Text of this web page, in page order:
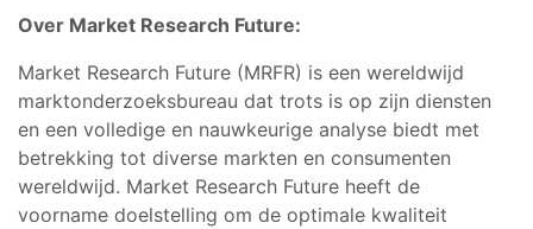
Over Market Research Future:
Market Research Future (MRFR) is een wereldwijd
marktonderzoeksbureau dat trots is op zijn diensten
en een volledige en nauwkeurige analyse biedt met
betrekking tot diverse markten en consumenten
wereldwijd. Market Research Future heeft de
voorname doelstelling om de optimale kwaliteit